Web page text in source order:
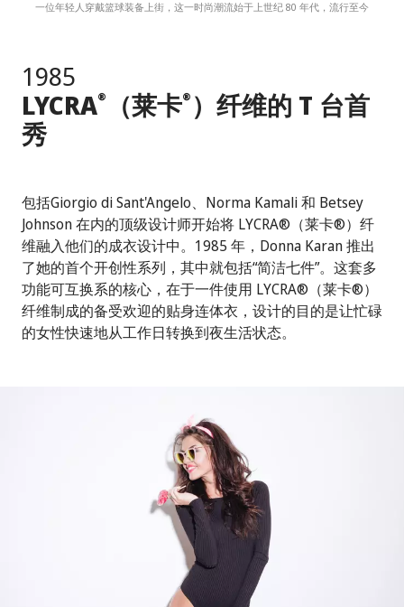
一位年轻人穿戴篮球装备上街，这一时尚潮流始于上世纪 80 年代，流行至今
1985
LYCRA® （莱卡® ）纤维的 T 台首
秀
包括Giorgio di Sant'Angelo、Norma Kamali 和 Betsey
Johnson 在内的顶级设计师开始将 LYCRA®（莱卡®）纤
维融入他们的成衣设计中。1985 年，Donna Karan 推出
了她的首个开创性系列，其中就包括“简洁七件”。这套多
功能可互换系的核心，在于一件使用 LYCRA®（莱卡®）
纤维制成的备受欢迎的贴身连体衣，设计的目的是让忙碌
的女性快速地从工作日转换到夜生活状态。